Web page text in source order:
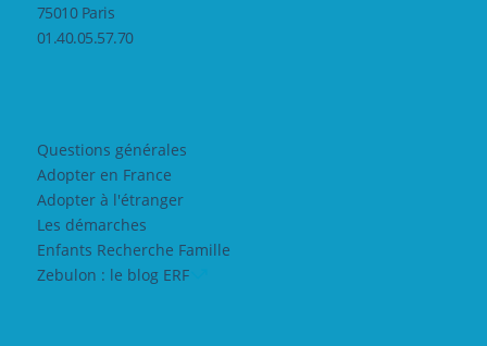
75010 Paris
01.40.05.57.70
Questions générales
Adopter en France
Adopter à l'étranger
Les démarches
Enfants Recherche Famille
Zebulon : le blog ERF